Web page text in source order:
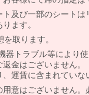
及び一部のシートは
ます。
取ります。
器トラブル等により
返金はございません。
運賃に含まれていな
意はございません。